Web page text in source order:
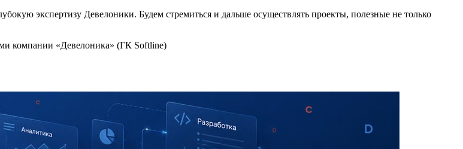
экспертизу Девелоники. Будем стремиться и дальше осуществлять проекты, полезные не только
компании «Девелоника» (ГК Softline)